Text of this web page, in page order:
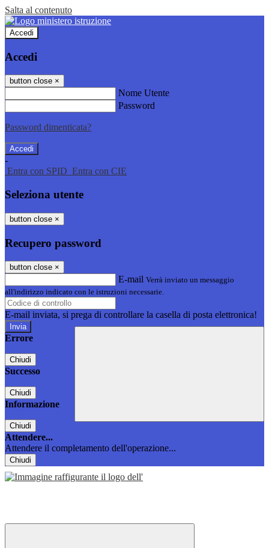
Salta al contenuto
Accedi
Accedi
button close ×
Nome Utente
Password
Password dimenticata?
-
Entra con SPID Entra con CIE
Seleziona utente
button close ×
Recupero password
button close ×
E-mail Verrà inviato un messaggio
all'indirizzo indicato con le istruzioni necessarie.
E-mail inviata, si prega di controllare la casella di posta elettronica!
Errore
Chiudi
Successo
Chiudi
Informazione
Chiudi
Attendere...
Attendere il completamento dell'operazione...
Chiudi